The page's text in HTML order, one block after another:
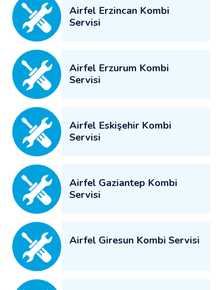
Airfel Erzincan Kombi
Servisi
Airfel Erzurum Kombi
Servisi
Airfel Eskişehir Kombi
Servisi
Airfel Gaziantep Kombi
Servisi
Airfel Giresun Kombi Servisi